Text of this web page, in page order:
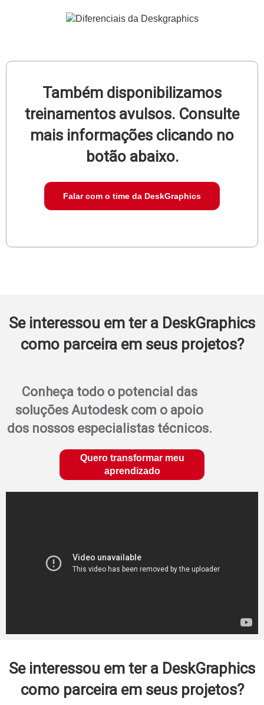
Também disponibilizamos
treinamentos avulsos. Consulte
mais informações clicando no
botão abaixo.
Falar com o time da DeskGraphics
Se interessou em ter a DeskGraphics
como parceira em seus projetos?
Conheça todo o potencial das
soluções Autodesk com o apoio
dos nossos especialistas técnicos.
Quero transformar meu
aprendizado
Se interessou em ter a DeskGraphics
como parceira em seus projetos?